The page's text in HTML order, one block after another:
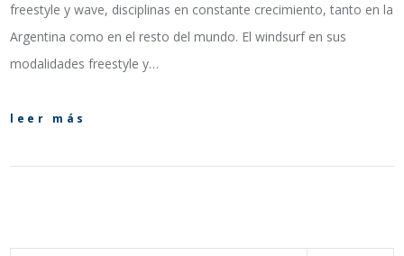
freestyle y wave, disciplinas en constante crecimiento, tanto en la
Argentina como en el resto del mundo. El windsurf en sus
modalidades freestyle y…
leer más